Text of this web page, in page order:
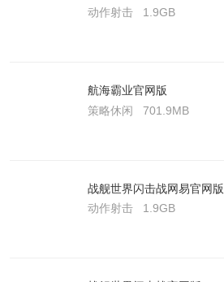
动作射击
1.9GB
航海霸业官网版
策略休闲
701.9MB
战舰世界闪击战网易官网版
动作射击
1.9GB